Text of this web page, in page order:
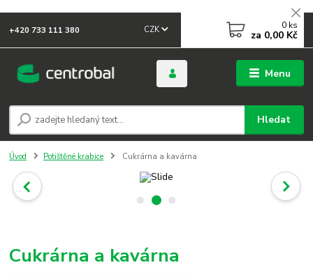
Menu
CZK
Hledat
+420 733 111 380 0 ks
za 0,00 Kč
Úvod Potištěné krabice Cukrárna a kavárna
Cukrárna a kavárna